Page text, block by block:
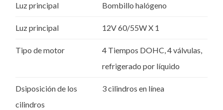
Luz principal Bombillo halógeno
Luz principal 12V 60/55W X 1
Tipo de motor
4 Tiempos DOHC, 4 válvulas,
refrigerado por líquido
Dsiposición de los
cilindros
3 cilindros en línea